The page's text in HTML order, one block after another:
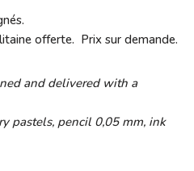
offerte. Prix sur demande.
and delivered with a
pastels, pencil 0,05 mm, ink